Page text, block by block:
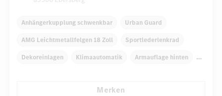
Anhängerkupplung schwenkbar Urban Guard
AMG Leichtmetallfelgen 18 Zoll Sportlederlenkrad
Dekoreinlagen Klimaautomatik Armauflage hinten
Merken